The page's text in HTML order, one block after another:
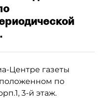
Центре газеты
по
3-й этаж.